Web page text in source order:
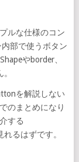
ルな仕様のコン
部で使うボタン
やborder、
を解説しない
のまとめになり
する
るはずです。